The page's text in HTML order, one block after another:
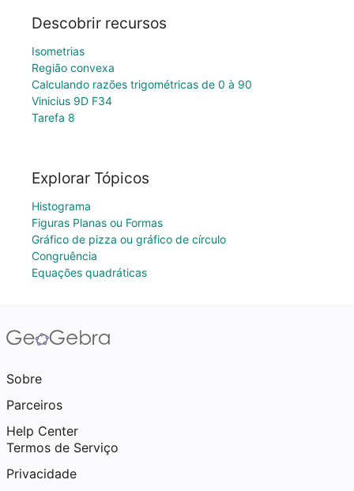
Descobrir recursos
Isometrias
Região convexa
Calculando razões trigométricas de 0 à 90
Vinicius 9D F34
Tarefa 8
Explorar Tópicos
Histograma
Figuras Planas ou Formas
Gráfico de pizza ou gráfico de círculo
Congruência
Equações quadráticas
Sobre
Parceiros
Help Center
Termos de Serviço
Privacidade